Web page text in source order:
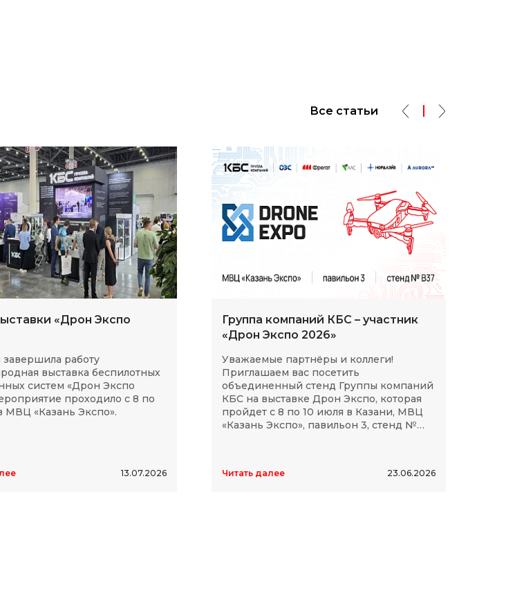
Все статьи
«Дрон Экспо
завершила работу
выставка беспилотных
систем «Дрон Экспо
проходило с 8 по
МВЦ «Казань Экспо».
13.07.2026
Группа компаний КБС – участник
«Дрон Экспо 2026»
Уважаемые партнёры и коллеги!
Приглашаем вас посетить
объединенный стенд Группы компаний
КБС на выставке Дрон Экспо, которая
пройдет с 8 по 10 июля в Казани, МВЦ
«Казань Экспо», павильон 3, стенд №
Читать далее 23.06.2026